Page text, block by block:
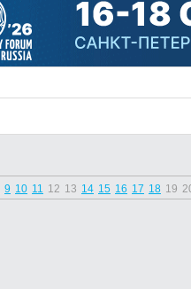
9 10 11 12 13 14 15 16 17 18 19